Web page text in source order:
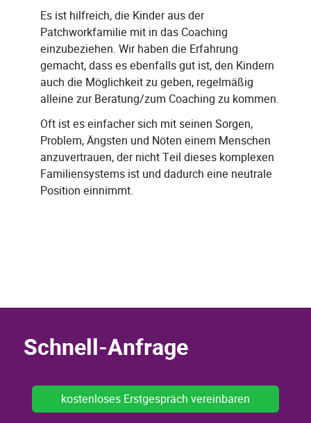
Es ist hilfreich, die Kinder aus der
Patchworkfamilie mit in das Coaching
einzubeziehen. Wir haben die Erfahrung
gemacht, dass es ebenfalls gut ist, den Kindern
auch die Möglichkeit zu geben, regelmäßig
alleine zur Beratung/zum Coaching zu kommen.
Oft ist es einfacher sich mit seinen Sorgen,
Problem, Ängsten und Nöten einem Menschen
anzuvertrauen, der nicht Teil dieses komplexen
Familiensystems ist und dadurch eine neutrale
Position einnimmt.
Schnell-Anfrage
kostenloses Erstgespräch vereinbaren